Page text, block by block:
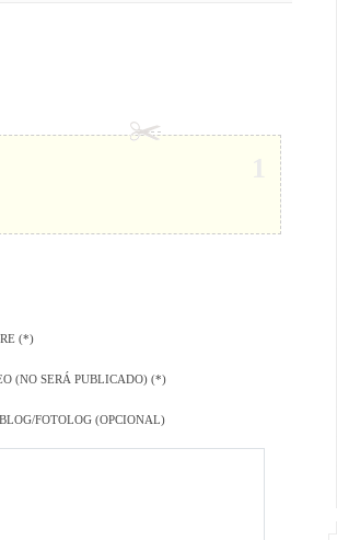
(*)
(NO SERÁ PUBLICADO) (*)
FOTOLOG (OPCIONAL)